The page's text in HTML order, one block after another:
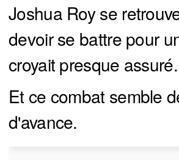
Joshua Roy se
devoir se battre pour
croyait presque assuré.
Et ce combat semble
d'avance.